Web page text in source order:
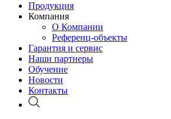
Продукция
Компания
О Компании
Референц-объекты
Гарантия и сервис
Наши партнеры
Обучение
Новости
Контакты